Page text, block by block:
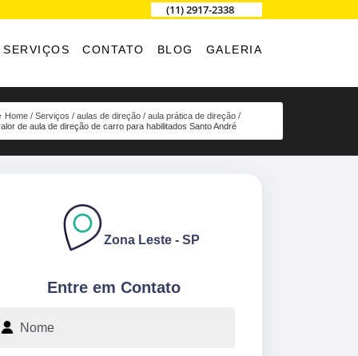
(11) 2917-2338
SERVIÇOS CONTATO BLOG GALERIA
Home Serviços aulas de direção
aula prática de direção
de aula de direção de carro para habilitados Santo André
Entre em Contato
Zona Leste - SP